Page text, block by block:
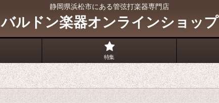
静岡県浜松市にある管弦打楽器専門店
バルドン楽器オンラインショップ
特集